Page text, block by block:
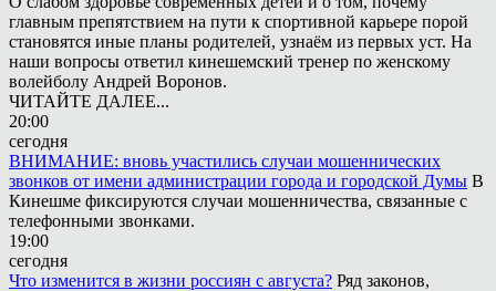
главным препятствием на пути к спортивной карьере порой
становятся иные планы родителей, узнаём из первых уст. На
наши вопросы ответил кинешемский тренер по женскому
волейболу Андрей Воронов.
ЧИТАЙТЕ ДАЛЕЕ...
20:00
сегодня
ВНИМАНИЕ: вновь участились случаи мошеннических
звонков от имени администрации города и городской Думы В
Кинешме фиксируются случаи мошенничества, связанные с
телефонными звонками.
19:00
сегодня
Что изменится в жизни россиян с августа? Ряд законов,